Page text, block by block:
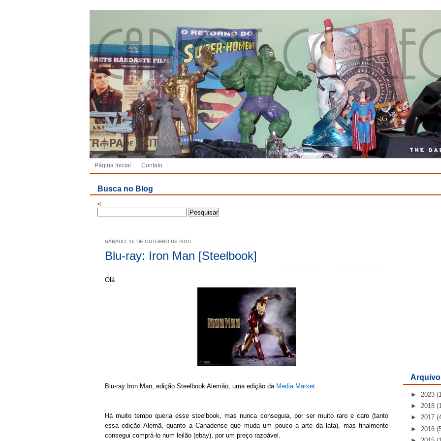
Página Inicial Contato
Busca no Blog
<
SÁBADO, 16 DE OUTUBRO DE 2010
Blu-ray: Iron Man [Steelbook]
Olá
Blu-ray Iron Man, edição Steelbook Alemão, uma edição da Media Market.
Há muito tempo queria esse steelbook, mas nunca conseguia, por ser muito raro e caro (tanto
essa edição Alemã, quanto a Canadense que muda um pouco a arte da lata), mas finalmente
consegui comprá-lo num leilão (ebay), por um preço razoável.
► 2023
► 2018
► 2017
► 2016